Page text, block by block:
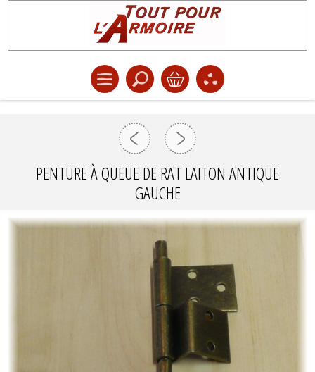
PENTURE À QUEUE DE RAT LAITON ANTIQUE
GAUCHE